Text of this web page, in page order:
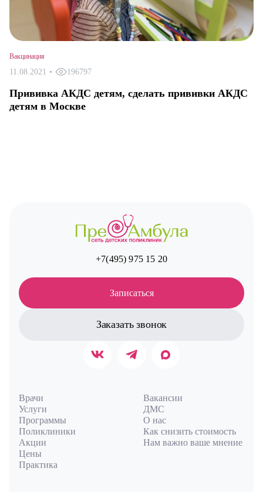
Вакцинация
11.08.2021 • 196797
Прививка АКДС детям, сделать прививки АКДС
детям в Москве
+7(495) 975 15 20
Записаться
Заказать звонок
Врачи
Услуги
Программы
Поликлиники
Акции
Цены
Практика
Вакансии
ДМС
О нас
Как снизить стоимость
Нам важно ваше мнение